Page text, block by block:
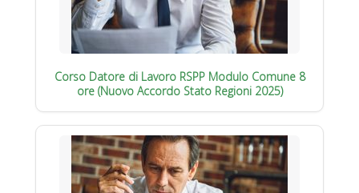
Corso Datore di Lavoro RSPP Modulo Comune 8
ore (Nuovo Accordo Stato Regioni 2025)